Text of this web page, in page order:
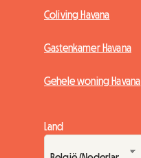
Coliving Havana
Gastenkamer Havana
Gehele woning Havana
Land